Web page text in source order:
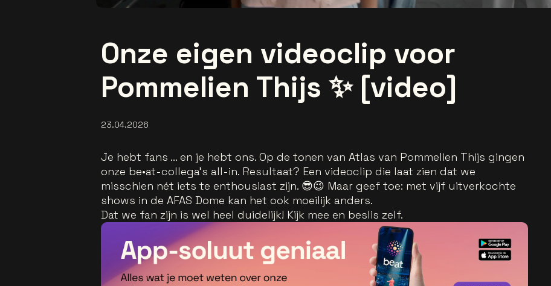
Onze eigen videoclip voor
Pommelien Thijs ✨ [video]
23.04.2026
Je hebt fans ... en je hebt ons. Op de tonen van Atlas van Pommelien Thijs gingen
onze be•at-collega’s all-in. Resultaat? Een videoclip die laat zien dat we
misschien nét iets te enthousiast zijn. 😎😉 Maar geef toe: met vijf uitverkochte
shows in de AFAS Dome kan het ook moeilijk anders.
Dat we fan zijn is wel heel duidelijk! Kijk mee en beslis zelf.